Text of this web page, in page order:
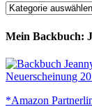
Rezeptübersicht
Mein Backbuch:
*Amazon